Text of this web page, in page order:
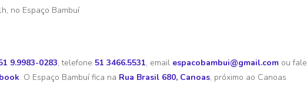
no Espaço Bambuí
9.9983-0283, telefone 51 3466.5531, email espacobambui@gmail.com ou fale
. O Espaço Bambuí fica na Rua Brasil 680, Canoas, próximo ao Canoas